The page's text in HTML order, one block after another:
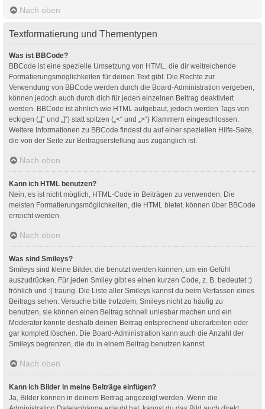
Nach oben
Textformatierung und Thementypen
Was ist BBCode?
BBCode ist eine spezielle Umsetzung von HTML, die dir weitreichende
Formatierungsmöglichkeiten für deinen Text gibt. Die Rechte zur
Verwendung von BBCode werden durch die Board-Administration vergeben,
können jedoch auch durch dich für jeden einzelnen Beitrag deaktiviert
werden. BBCode ist ähnlich wie HTML aufgebaut, jedoch werden Tags von
eckigen („[“ und „]“) statt spitzen („<“ und „>“) Klammern eingeschlossen.
Weitere Informationen zu BBCode findest du auf einer speziellen Hilfe-Seite,
die von der Seite zur Beitragserstellung aus zugänglich ist.
Nach oben
Kann ich HTML benutzen?
Nein, es ist nicht möglich, HTML-Code in Beiträgen zu verwenden. Die
meisten Formatierungsmöglichkeiten, die HTML bietet, können über BBCode
erreicht werden.
Nach oben
Was sind Smileys?
Smileys sind kleine Bilder, die benutzt werden können, um ein Gefühl
auszudrücken. Für jeden Smiley gibt es einen kurzen Code, z. B. bedeutet :)
fröhlich und :( traurig. Die Liste aller Smileys kannst du beim Verfassen eines
Beitrags sehen. Versuche bitte trotzdem, Smileys nicht zu häufig zu
benutzen, sie können einen Beitrag schnell unlesbar machen und ein
Moderator könnte deshalb deinen Beitrag entsprechend überarbeiten oder
gar komplett löschen. Die Board-Administration kann auch die Anzahl der
Smileys begrenzen, die du in einem Beitrag benutzen kannst.
Nach oben
Kann ich Bilder in meine Beiträge einfügen?
Ja, Bilder können in deinem Beitrag angezeigt werden. Wenn die